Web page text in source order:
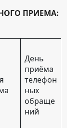
ПРИЕМА:
День
приёма
телефон
ных
обраще
ний